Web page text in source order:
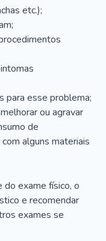
etc.);
para esse problema;
ou agravar
de
alguns materiais
exame físico, o
e recomendar
exames se